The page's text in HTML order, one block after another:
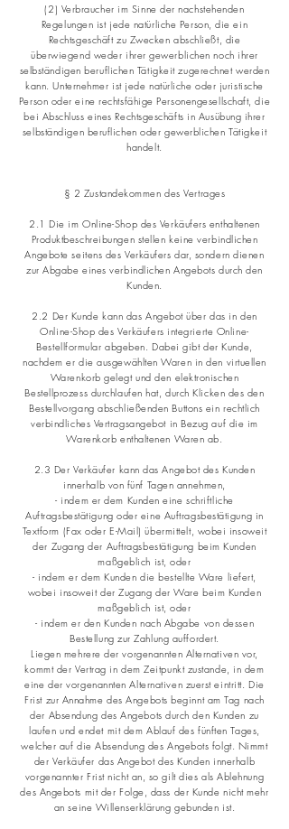
(2) Verbraucher im Sinne der nachstehenden
Regelungen ist jede natürliche Person, die ein
Rechtsgeschäft zu Zwecken abschließt, die
überwiegend weder ihrer gewerblichen noch ihrer
selbständigen beruflichen Tätigkeit zugerechnet werden
kann. Unternehmer ist jede natürliche oder juristische
Person oder eine rechtsfähige Personengesellschaft, die
bei Abschluss eines Rechtsgeschäfts in Ausübung ihrer
selbständigen beruflichen oder gewerblichen Tätigkeit
handelt.
§ 2 Zustandekommen des Vertrages
2.1 Die im Online-Shop des Verkäufers enthaltenen
Produktbeschreibungen stellen keine verbindlichen
Angebote seitens des Verkäufers dar, sondern dienen
zur Abgabe eines verbindlichen Angebots durch den
Kunden.
2.2 Der Kunde kann das Angebot über das in den
Online-Shop des Verkäufers integrierte Online-
Bestellformular abgeben. Dabei gibt der Kunde,
nachdem er die ausgewählten Waren in den virtuellen
Warenkorb gelegt und den elektronischen
Bestellprozess durchlaufen hat, durch Klicken des den
Bestellvorgang abschließenden Buttons ein rechtlich
verbindliches Vertragsangebot in Bezug auf die im
Warenkorb enthaltenen Waren ab.
2.3 Der Verkäufer kann das Angebot des Kunden
innerhalb von fünf Tagen annehmen,
- indem er dem Kunden eine schriftliche
Auftragsbestätigung oder eine Auftragsbestätigung in
Textform (Fax oder E-Mail) übermittelt, wobei insoweit
der Zugang der Auftragsbestätigung beim Kunden
maßgeblich ist, oder
- indem er dem Kunden die bestellte Ware liefert,
wobei insoweit der Zugang der Ware beim Kunden
maßgeblich ist, oder
- indem er den Kunden nach Abgabe von dessen
Bestellung zur Zahlung auffordert.
Liegen mehrere der vorgenannten Alternativen vor,
kommt der Vertrag in dem Zeitpunkt zustande, in dem
eine der vorgenannten Alternativen zuerst eintritt. Die
Frist zur Annahme des Angebots beginnt am Tag nach
der Absendung des Angebots durch den Kunden zu
laufen und endet mit dem Ablauf des fünften Tages,
welcher auf die Absendung des Angebots folgt. Nimmt
der Verkäufer das Angebot des Kunden innerhalb
vorgenannter Frist nicht an, so gilt dies als Ablehnung
des Angebots mit der Folge, dass der Kunde nicht mehr
an seine Willenserklärung gebunden ist.